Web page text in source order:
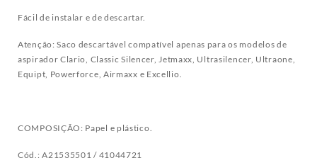
Fácil de instalar e de descartar.
Atenção: Saco descartável compatível apenas para os modelos de
aspirador Clario, Classic Silencer, Jetmaxx, Ultrasilencer, Ultraone,
Equipt, Powerforce, Airmaxx e Excellio.
COMPOSIÇÃO: Papel e plástico.
Cód.: A21535501 / 41044721